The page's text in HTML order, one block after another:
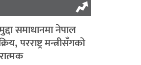
समाधानमा नेपाल
परराष्ट्र मन्त्रीसँगको